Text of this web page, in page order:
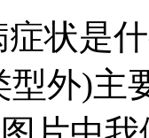
状是
型外)主